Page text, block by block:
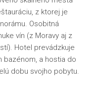
z ktorej je
Osobitná
vín (z Moravy aj z
Hotel prevádzkuje
bazénom, a hostia do
dobu svojho pobytu.